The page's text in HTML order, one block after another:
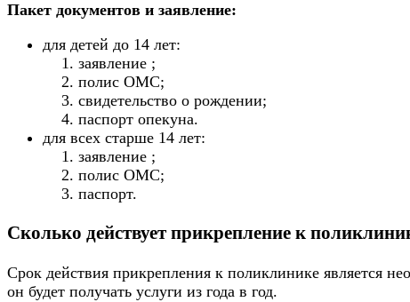
Пакет документов и заявление:
для детей до 14 лет:
заявление ;
полис ОМС;
свидетельство о рождении;
паспорт опекуна.
для всех старше 14 лет:
заявление ;
полис ОМС;
паспорт.
Сколько действует прикрепление к
Срок действия прикрепления к поликлинике является
он будет получать услуги из года в год.